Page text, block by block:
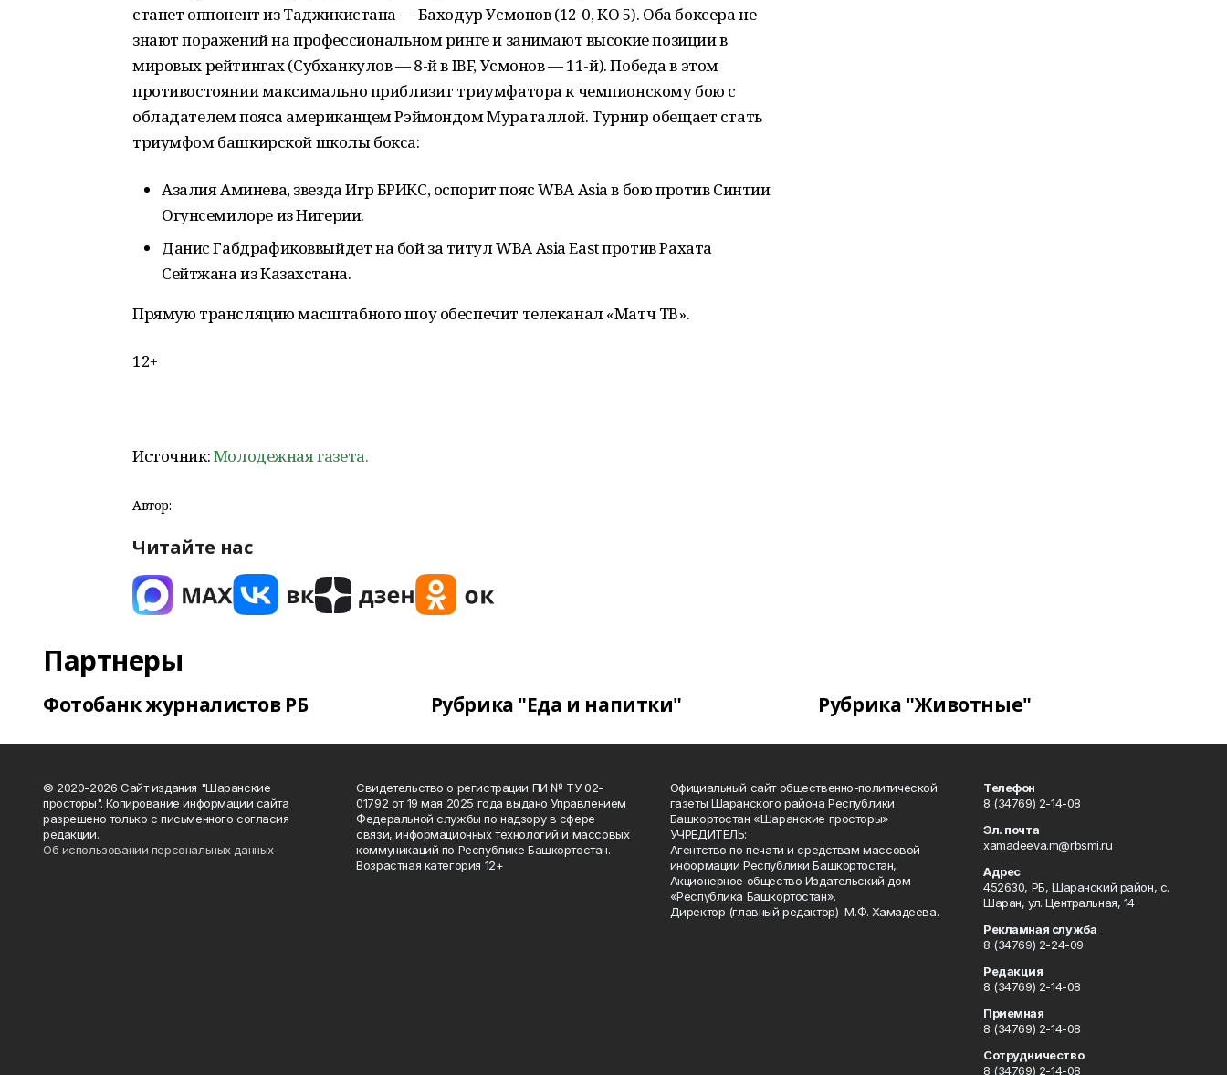
станет оппонент из Таджикистана — Баходур Усмонов (12-0, КО 5). Оба боксера не
знают поражений на профессиональном ринге и занимают высокие позиции в
мировых рейтингах (Субханкулов — 8-й в IBF, Усмонов — 11-й). Победа в этом
противостоянии максимально приблизит триумфатора к чемпионскому бою с
обладателем пояса американцем Рэймондом Мураталлой. Турнир обещает стать
триумфом башкирской школы бокса:
Азалия Аминева, звезда Игр БРИКС, оспорит пояс WBA Asia в бою против Синтии
Огунсемилоре из Нигерии.
Данис Габдрафиковвыйдет на бой за титул WBA Asia East против Рахата
Сейтжана из Казахстана.
Прямую трансляцию масштабного шоу обеспечит телеканал «Матч ТВ».
12+
Источник:Молодежная газета.
Автор:
Читайте нас
Партнеры
Фотобанк журналистов РБ Рубрика "Еда и напитки" Рубрика "Животные"
© 2020-2026 Сайт издания "Шаранские
просторы". Копирование информации сайта
разрешено только с письменного согласия
редакции.
Об использовании персональных данных
Свидетельство о регистрации ПИ № ТУ 02-
01792 от 19 мая 2025 года выдано Управлением
Федеральной службы по надзору в сфере
связи, информационных технологий и массовых
коммуникаций по Республике Башкортостан.
Возрастная категория 12+
Официальный сайт общественно-политической
газеты Шаранского района Республики
Башкортостан «Шаранские просторы»
УЧРЕДИТЕЛЬ:
Агентство по печати и средствам массовой
информации Республики Башкортостан,
Акционерное общество Издательский дом
«Республика Башкортостан».
Директор (главный редактор) М.Ф. Хамадеева.
Телефон
8 (34769) 2-14-08
Эл. почта
xamadeeva.m@rbsmi.ru
Адрес
452630, РБ, Шаранский район, с.
Шаран, ул. Центральная, 14
Рекламная служба
8 (34769) 2-24-09
Редакция
8 (34769) 2-14-08
Приемная
8 (34769) 2-14-08
Сотрудничество
8 (34769) 2-14-08